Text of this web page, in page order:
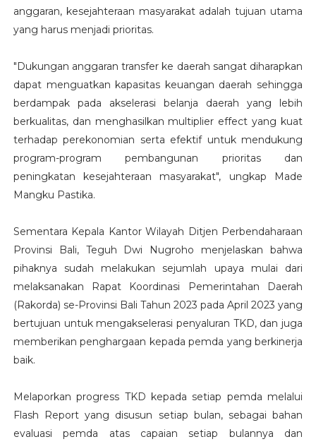
anggaran, kesejahteraan masyarakat adalah tujuan utama
yang harus menjadi prioritas.
"Dukungan anggaran transfer ke daerah sangat diharapkan
dapat menguatkan kapasitas keuangan daerah sehingga
berdampak pada akselerasi belanja daerah yang lebih
berkualitas, dan menghasilkan multiplier effect yang kuat
terhadap perekonomian serta efektif untuk mendukung
program-program pembangunan prioritas dan
peningkatan kesejahteraan masyarakat", ungkap Made
Mangku Pastika.
Sementara Kepala Kantor Wilayah Ditjen Perbendaharaan
Provinsi Bali, Teguh Dwi Nugroho menjelaskan bahwa
pihaknya sudah melakukan sejumlah upaya mulai dari
melaksanakan Rapat Koordinasi Pemerintahan Daerah
(Rakorda) se-Provinsi Bali Tahun 2023 pada April 2023 yang
bertujuan untuk mengakselerasi penyaluran TKD, dan juga
memberikan penghargaan kepada pemda yang berkinerja
baik.
Melaporkan progress TKD kepada setiap pemda melalui
Flash Report yang disusun setiap bulan, sebagai bahan
evaluasi pemda atas capaian setiap bulannya dan